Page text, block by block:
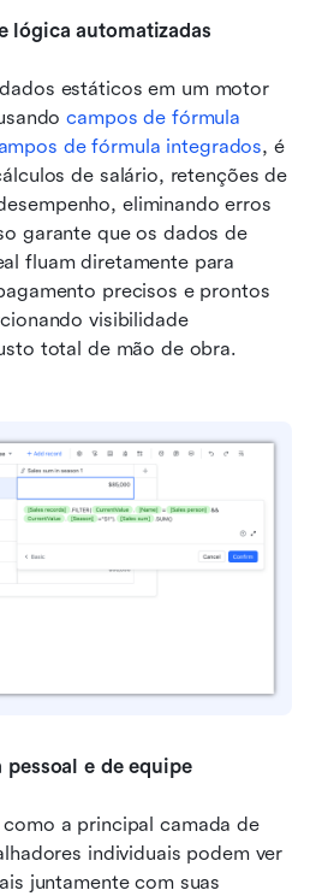
lógica automatizadas
estáticos em um motor
campos de fórmula
de fórmula integrados, é
de salário, retenções de
eliminando erros
garante que os dados de
fluam diretamente para
precisos e prontos
visibilidade
total de mão de obra.
e de equipe
como a principal camada de
individuais podem ver
juntamente com suas